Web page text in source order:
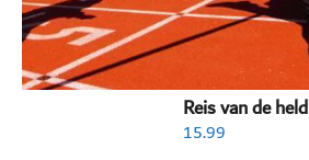
Reis van de held
15.99